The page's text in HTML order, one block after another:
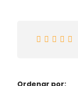
Ordenar por: